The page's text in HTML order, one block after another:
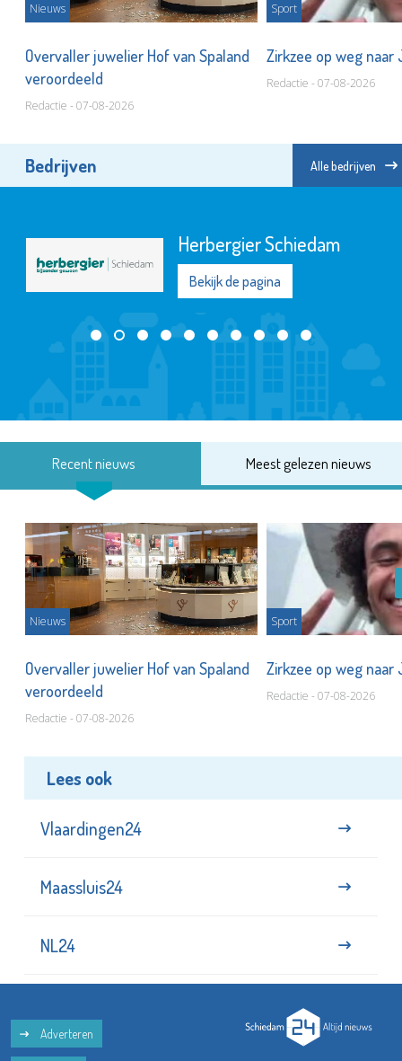
Nieuws
Overvaller juwelier Hof van Spaland
veroordeeld
Redactie - 07-08-2026
Sport
Zirkzee op weg
Redactie - 07-08-2026
Bedrijven Alle bedrijven
Herbergier Schiedam
Bekijk de pagina
Recent nieuws Meest gelezen nieuws
Nieuws
Overvaller juwelier Hof van Spaland
veroordeeld
Redactie - 07-08-2026
Sport
Zirkzee op weg
Redactie - 07-08-2026
Lees ook
Vlaardingen24
Maassluis24
NL24
Adverteren